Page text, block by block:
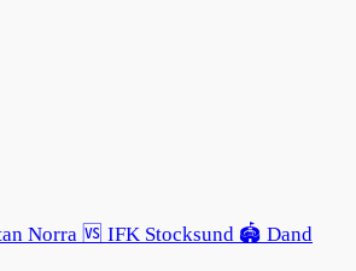
Norra 🆚 IFK Stocksund 🏟️ Dand